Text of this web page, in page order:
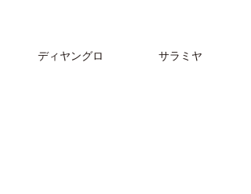
ディヤングロ サラミヤ